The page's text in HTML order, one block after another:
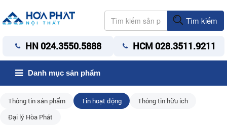
Tìm kiếm
HN 024.3550.5888 HCM 028.3511.9211
Danh mục sản phẩm
Thông tin sản phẩm Tin hoạt động
Thông tin hữu ích
Đại lý Hòa Phát